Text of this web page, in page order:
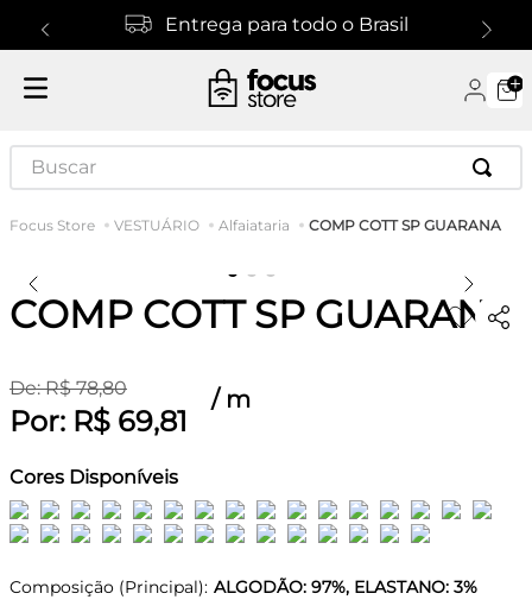
Entrega para todo o Brasil
Buscar
VESTUÁRIO Alfaiataria COMP COTT SP GUARANA
COMP COTT SP GUARANA
De:R$ 78,80
Por: R$ 69,81
/ m
Cores Disponíveis
Composição (Principal): ALGODÃO: 97%, ELASTANO: 3%